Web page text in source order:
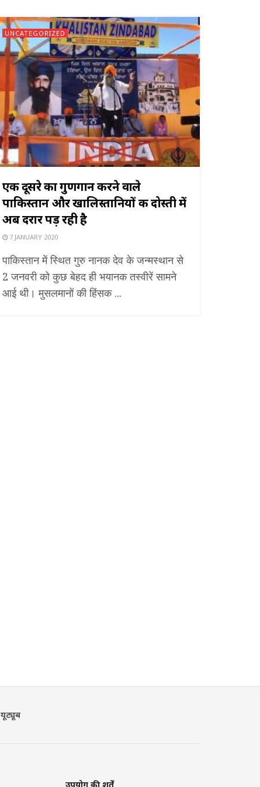
UNCATEGORIZED
एक दूसरे का गुणगान करने वाले
पाकिस्तान और खालिस्तानियों की दोस्ती में
अब दरार पड़ रही है
7 JANUARY 2020
पाकिस्तान में स्थित गुरु नानक देव के जन्मस्थान से
2 जनवरी को कुछ बेहद ही भयानक तस्वीरें सामने
आई थी। मुसलमानों की हिंसक ...
यूट्यूब
उपयोग की शर्तें